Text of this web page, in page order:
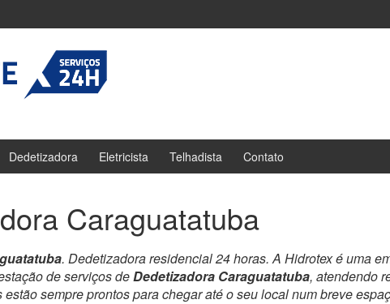
Dedetizadora Eletricista Telhadista Contato
Caraguatatuba
. Dedetizadora residencial 24 horas. A Hidrotex é uma
de serviços deDedetizadora Caraguatatuba, atendendo
sempre prontos para chegar até o seu local num breve